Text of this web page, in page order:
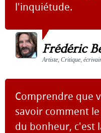
l'inquiétude.
Frédéric
Artiste, Critique,
Comprendre que
savoir comment
du bonheur, c'est